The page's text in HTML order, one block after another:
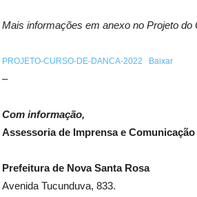
Mais informações em anexo no Projeto do
PROJETO-CURSO-DE-DANCA-2022 Baixar
–
Com informação,
Assessoria de Imprensa e
Prefeitura de Nova Santa Rosa
Avenida Tucunduva, 833.